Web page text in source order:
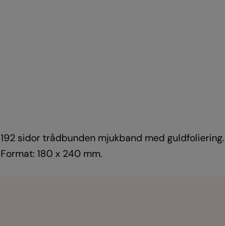
192 sidor trådbunden mjukband med guldfoliering.
Format: 180 x 240 mm.